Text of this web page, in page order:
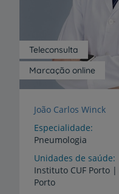
Marcação online
Teleconsulta
João Carlos Winck
Especialidade
Pneumologia
Unidades de saúde
Instituto CUF Porto |
Porto